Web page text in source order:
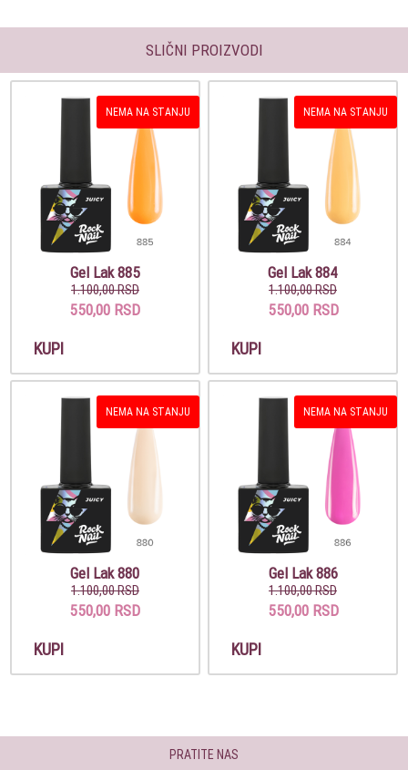
SLIČNI PROIZVODI
NEMA NA STANJU
Gel Lak 885
1.100,00 RSD
550,00 RSD
KUPI
NEMA NA STANJU
Gel Lak 884
1.100,00 RSD
550,00 RSD
KUPI
NEMA NA STANJU
Gel Lak 880
1.100,00 RSD
550,00 RSD
KUPI
NEMA NA STANJU
Gel Lak 886
1.100,00 RSD
550,00 RSD
KUPI
PRATITE NAS